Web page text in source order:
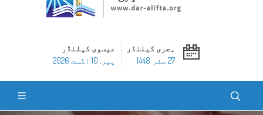
ہجری کیلنڈر
27 صفر 1448
عیسوی کیلنڈر
پير, 10 اگست 2026